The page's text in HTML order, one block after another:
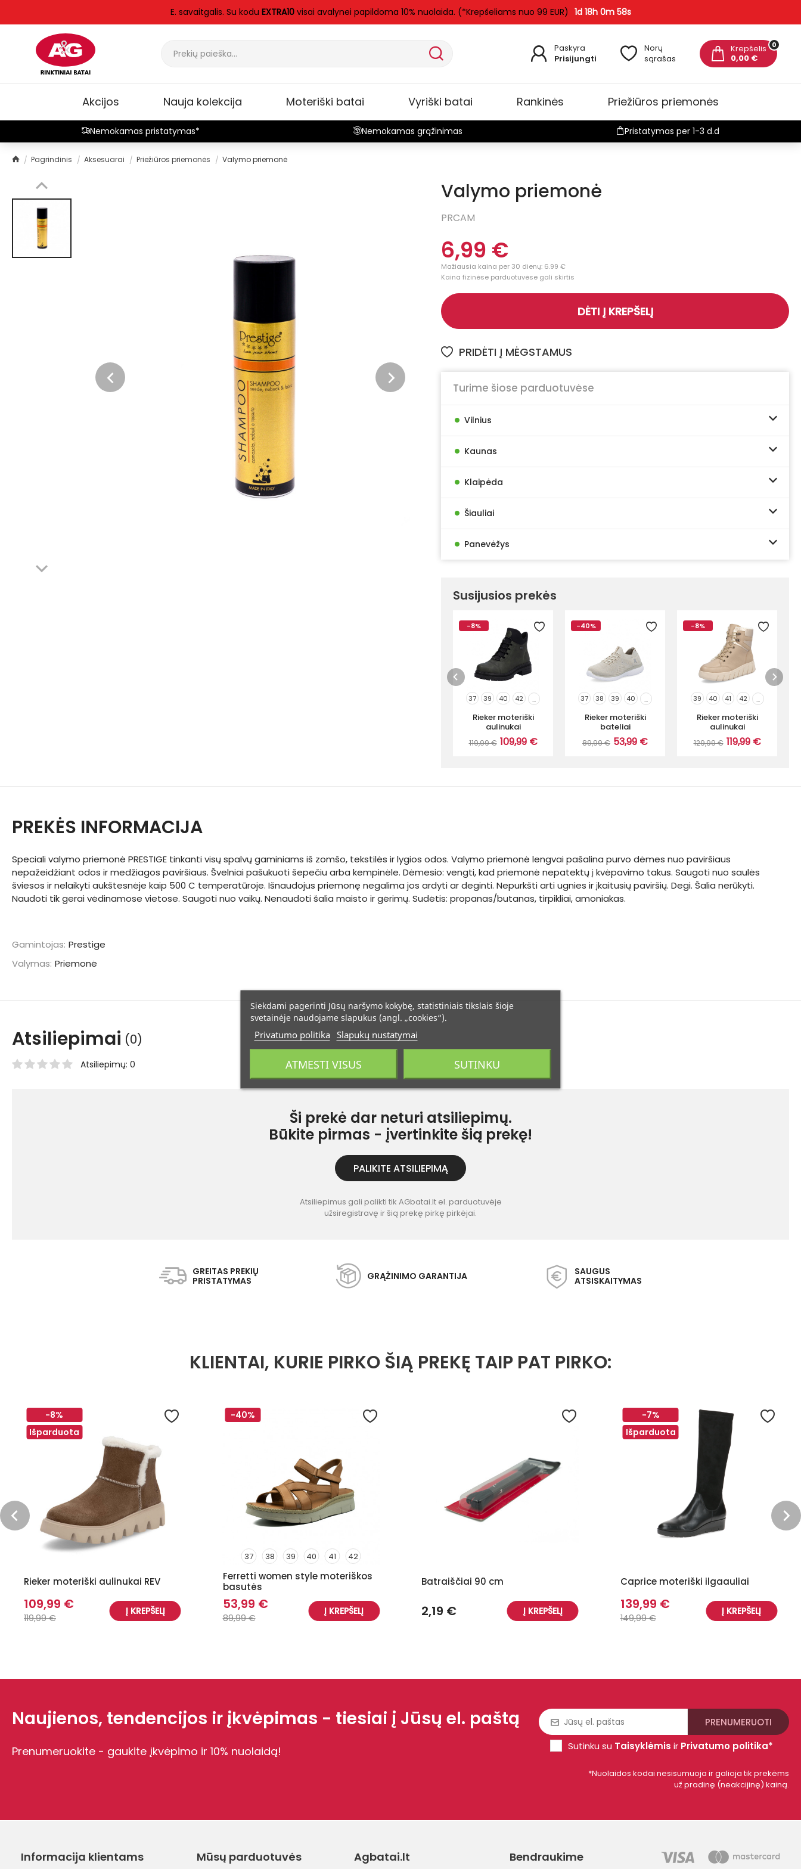
E. savaitgalis. Su kodu EXTRA10visai avalynei papildoma 10% nuolaida. (*Krepšeliams nuo 99 EUR) 1d 18h 0m 57s
Paskyra
Prisijungti
Norų
sąrašas
0
Krepšelis
0,00 €
Akcijos Nauja kolekcija Moteriški batai Vyriški batai Rankinės Priežiūros priemonės
Nemokamas pristatymas* Nemokamas grąžinimas Pristatymas per 1-3 d.d
Pagrindinis Aksesuarai Priežiūros priemonės Valymo priemonė
Valymo priemonė
PRCAM
6,99 €
Mažiausia kaina per 30 dienų: 6.99 €
Kaina fizinėse parduotuvėse gali skirtis
DĖTI Į KREPŠELĮ
PRIDĖTI Į MĖGSTAMUS
Turime šiose parduotuvėse
• Vilnius
• Kaunas
• Klaipėda
• Šiauliai
• Panevėžys
Susijusios prekės
-8%
37 39 40 42 ...
Rieker moteriški
aulinukai
119,99 € 109,99 €
-40%
37 38 39 40 ...
Rieker moteriški
bateliai
89,99 € 53,99 €
-8%
39 40 41 42 ...
Rieker moteriški
aulinukai
129,99 € 119,99 €
PREKĖS INFORMACIJA
Speciali valymo priemonė PRESTIGE tinkanti visų spalvų gaminiams iš zomšo, tekstilės ir lygios odos. Valymo priemonė lengvai pašalina purvo dėmes nuo paviršiaus
nepažeidžiant odos ir medžiagos paviršiaus. Švelniai pašukuoti šepečiu arba kempinėle. Dėmesio: vengti, kad priemonė nepatektų į kvėpavimo takus. Saugoti nuo saulės
šviesos ir nelaikyti aukštesnėje kaip 500 C temperatūroje. Išnaudojus priemonę negalima jos ardyti ar deginti. Nepurkšti arti ugnies ir įkaitusių paviršių. Degi. Šalia nerūkyti.
Naudoti tik gerai vėdinamose vietose. Saugoti nuo vaikų. Nenaudoti šalia maisto ir gėrimų. Sudėtis: propanas/butanas, tirpikliai, amoniakas.
Gamintojas: Prestige
Valymas: Priemonė
Atsiliepimai (0)
Atsiliepimų: 0
Ši prekė dar neturi atsiliepimų.
Būkite pirmas - įvertinkite šią prekę!
PALIKITE ATSILIEPIMĄ
Atsiliepimus gali palikti tik AGbatai.lt el. parduotuvėje
užsiregistravę ir šią prekę pirkę pirkėjai.
GREITAS PREKIŲ
PRISTATYMAS
GRĄŽINIMO GARANTIJA
SAUGUS
ATSISKAITYMAS
KLIENTAI, KURIE PIRKO ŠIĄ PREKĘ TAIP PAT PIRKO:
-8%
Išparduota
Rieker moteriški aulinukai REV
109,99 €
119,99 €
Į KREPŠELĮ
-40%
37 38 39 40 41 42
Ferretti women style moteriškos
basutės
53,99 €
89,99 €
Į KREPŠELĮ
Batraiščiai 90 cm
2,19 € Į KREPŠELĮ
-7%
Išparduota
Caprice moteriški ilgaauliai
139,99 €
149,99 €
Į KREPŠELĮ
Naujienos, tendencijos ir įkvėpimas - tiesiai į Jūsų el. paštą
Prenumeruokite - gaukite įkvėpimo ir 10% nuolaidą! Sutinku su Taisyklėmis ir Privatumo politika*
*Nuolaidos kodai nesisumuoja ir galioja tik prekėms
už pradinę (neakcijinę) kainą.
Informacija klientams Mūsų parduotuvės Agbatai.lt Bendraukime
Siekdami pagerinti Jūsų naršymo kokybę, statistiniais tikslais šioje
svetainėje naudojame slapukus (angl. „cookies“).
Privatumo politika Slapukų nustatymai
ATMESTI VISUS SUTINKU